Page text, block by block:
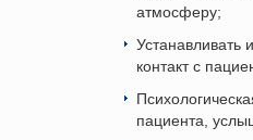
атмосферу;
Устанавливать
контакт с
пациента,